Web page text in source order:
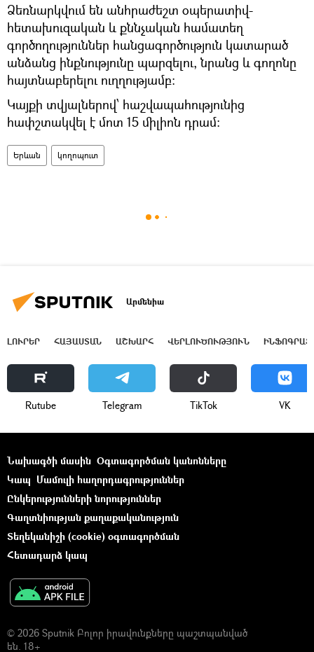
Ձեռնարկվում են անհրաժեշտ օպերատիվ-
հետախուզական և քննչական համատեղ
գործողություններ հանցագործություն կատարած
անձանց ինքնությունը պարզելու, նրանց և գողոնը
հայտնաբերելու ուղղությամբ։
Կայքի տվյալներով՝ հաշվապահությունից
հափշտակվել է մոտ 15 միլիոն դրամ։
Երևան կողոպուտ
Արմենիա
ԼՈՒՐԵՐ ՀԱՅԱՍՏԱՆ ԱՇԽԱՐՀ ՎԵՐԼՈՒԾՈՒԹՅՈՒՆ
Rutube Telegram ТikТоk VK
Նախագծի մասին Օգտագործման կանոնները
Կապ Մամուլի հաղորդագրություններ
Ընկերությունների նորություններ
Գաղտնիության քաղաքականություն
Տեղեկանիշի (cookie) օգտագործման
Հետադարձ կապ
© 2026 Sputnik Բոլոր իրավունքները պաշտպանված
են. 18+